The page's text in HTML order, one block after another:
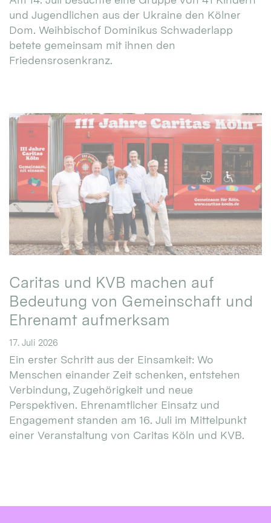
und Jugendlichen aus der Ukraine den Kölner
Dom. Weihbischof Dominikus Schwaderlapp
betete gemeinsam mit ihnen den
Friedensrosenkranz.
Caritas und KVB machen auf
Bedeutung von Gemeinschaft und
Ehrenamt aufmerksam
17. Juli 2026
Ein erster Schritt aus der Einsamkeit: Wo
Menschen einander Zeit schenken, entstehen
Verbindung, Zugehörigkeit und neue
Perspektiven. Ehrenamtlicher Einsatz und
Engagement standen am 16. Juli im Mittelpunkt
einer Veranstaltung von Caritas Köln und KVB.